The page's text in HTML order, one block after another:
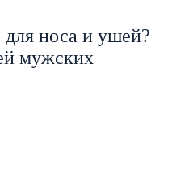
носа и ушей?
мужских